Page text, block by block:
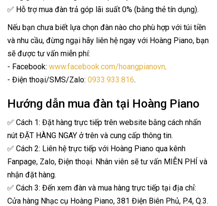
✅ Hỗ trợ mua đàn trả góp lãi suất 0% (bằng thẻ tín dụng).
Nếu bạn chưa biết lựa chọn đàn nào cho phù hợp với túi tiền
và nhu cầu, đừng ngại hãy liên hệ ngay với Hoàng Piano, bạn
sẽ được tư vấn miễn phí:
- Facebook: www.facebook.com/hoangpianovn.
- Điện thoại/SMS/Zalo: 0933.933.816.
Hướng dẫn mua đàn tại Hoàng Piano
✅ Cách 1: Đặt hàng trực tiếp trên website bằng cách nhấn
nút ĐẶT HÀNG NGAY ở trên và cung cấp thông tin.
✅ Cách 2: Liên hệ trực tiếp với Hoàng Piano qua kênh
Fanpage, Zalo, Điện thoại. Nhân viên sẽ tư vấn MIỄN PHÍ và
nhận đặt hàng.
✅ Cách 3: Đến xem đàn và mua hàng trực tiếp tại địa chỉ:
Cửa hàng Nhạc cụ Hoàng Piano, 381 Điện Biên Phủ, P.4, Q.3.